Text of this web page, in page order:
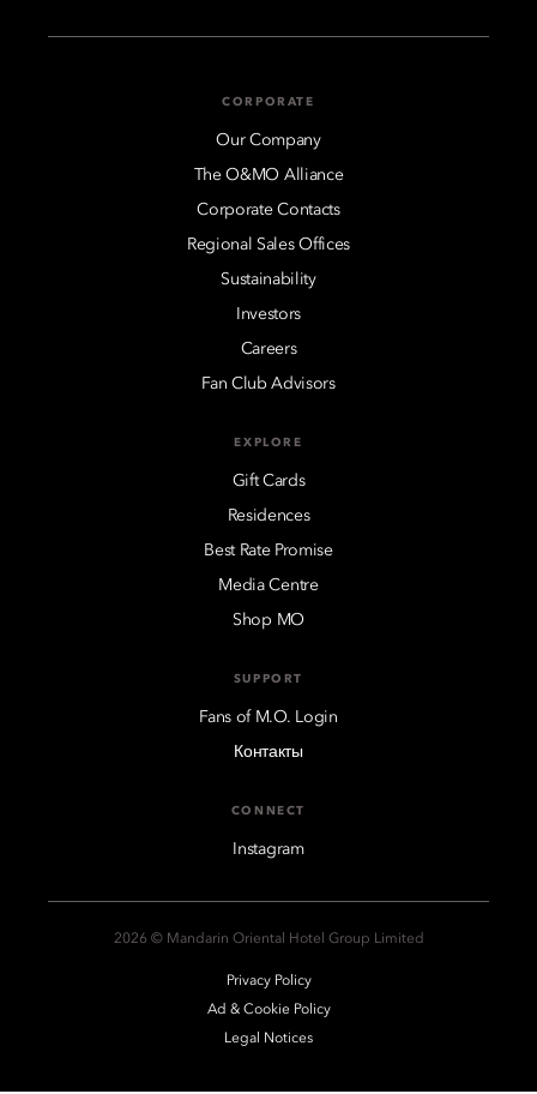
CORPORATE
Our Company
The O&MO Alliance
Corporate Contacts
Regional Sales Offices
Sustainability
Investors
Careers
Fan Club Advisors
EXPLORE
Gift Cards
Residences
Best Rate Promise
Media Centre
Shop MO
SUPPORT
Fans of M.O. Login
Контакты
CONNECT
Instagram
2026 © Mandarin Oriental Hotel Group Limited
Privacy Policy
Ad & Cookie Policy
Legal Notices